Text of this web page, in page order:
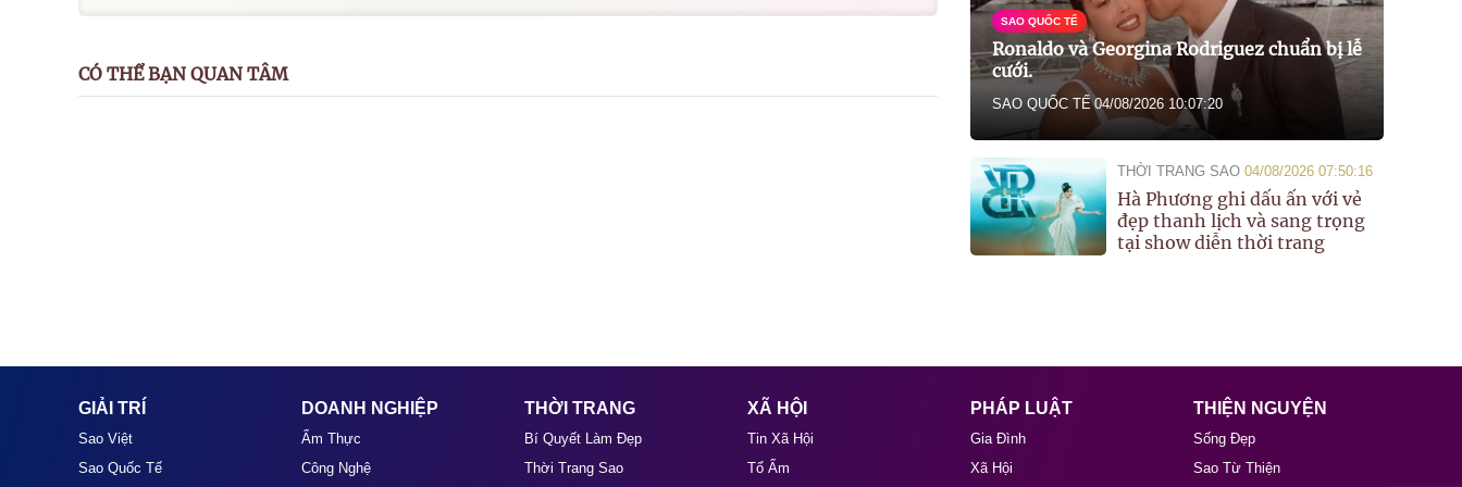
CÓ THỂ BẠN QUAN TÂM
SAO QUỐC TẾ
Ronaldo và Georgina Rodriguez chuẩn bị lễ
cưới.
SAO QUỐC TẾ 04/08/2026 10:07:20
THỜI TRANG SAO 04/08/2026 07:50:16
Hà Phương ghi dấu ấn với vẻ
đẹp thanh lịch và sang trọng
tại show diễn thời trang
GIẢI TRÍ
Sao Việt
Sao Quốc Tế
DOANH NGHIỆP
Ẩm Thực
Công Nghệ
THỜI TRANG
Bí Quyết Làm Đẹp
Thời Trang Sao
XÃ HỘI
Tin Xã Hội
Tổ Ấm
PHÁP LUẬT
Gia Đình
Xã Hội
THIỆN NGUYỆN
Sống Đẹp
Sao Từ Thiện